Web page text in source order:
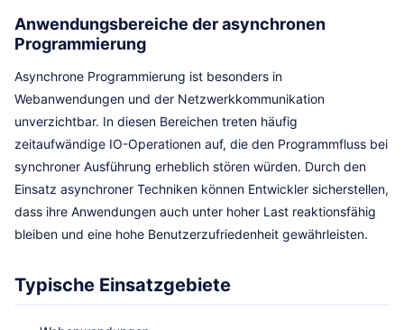
Anwendungsbereiche der asynchronen
Programmierung
Asynchrone Programmierung ist besonders in
Webanwendungen und der Netzwerkkommunikation
unverzichtbar. In diesen Bereichen treten häufig
zeitaufwändige IO-Operationen auf, die den Programmfluss bei
synchroner Ausführung erheblich stören würden. Durch den
Einsatz asynchroner Techniken können Entwickler sicherstellen,
dass ihre Anwendungen auch unter hoher Last reaktionsfähig
bleiben und eine hohe Benutzerzufriedenheit gewährleisten.
Typische Einsatzgebiete